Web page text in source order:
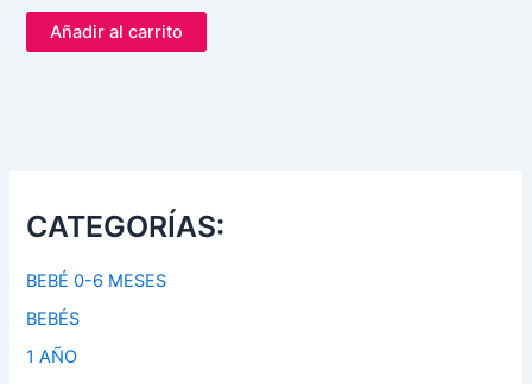
Añadir al carrito
CATEGORÍAS:
BEBÉ 0-6 MESES
BEBÉS
1 AÑO